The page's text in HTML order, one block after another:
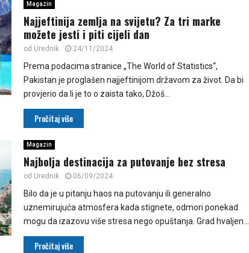
Magazin
Najjeftinija zemlja na svijetu? Za tri marke
možete jesti i piti cijeli dan
od Urednik 24/11/2024
Prema podacima stranice „The World of Statistics“,
Pakistan je proglašen najjeftinijom državom za život. Da bi
provjerio da li je to o zaista tako, Džoš...
Pročitaj više
Magazin
Najbolja destinacija za putovanje bez stresa
od Urednik 06/09/2024
Bilo da je u pitanju haos na putovanju ili generalno
uznemirujuća atmosfera kada stignete, odmori ponekad
mogu da izazovu više stresa nego opuštanja. Grad hvaljen...
Pročitaj više